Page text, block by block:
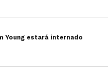
Young estará internado